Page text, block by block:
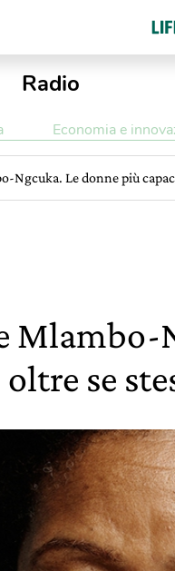
Radio
Economia e
Ngcuka. Le donne più
Mlambo-
se